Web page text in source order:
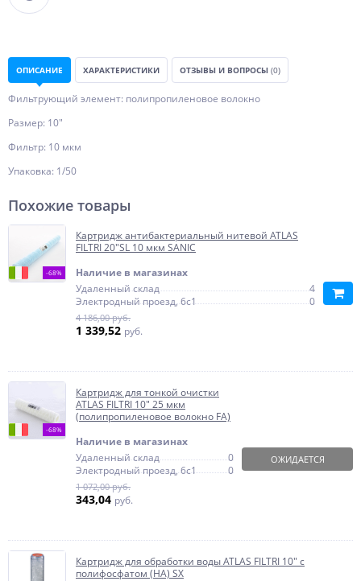
ОПИСАНИЕ ХАРАКТЕРИСТИКИ ОТЗЫВЫ И ВОПРОСЫ (0)
Фильтрующий элемент: полипропиленовое волокно
Размер: 10"
Фильтр: 10 мкм
Упаковка: 1/50
Похожие товары
-68%
Картридж антибактериальный нитевой ATLAS
FILTRI 20"SL 10 мкм SANIC
Наличие в магазинах
Удаленный склад
4
Электродный проезд, 6с1
0
4 186,00 руб.
1 339,52 руб.
-68%
Картридж для тонкой очистки
ATLAS FILTRI 10" 25 мкм
(полипропиленовое волокно FA)
Наличие в магазинах
Удаленный склад
0
Электродный проезд, 6с1
0
1 072,00 руб.
343,04 руб.
ОЖИДАЕТСЯ
Картридж для обработки воды ATLAS FILTRI 10" с
полифосфатом (HA) SX